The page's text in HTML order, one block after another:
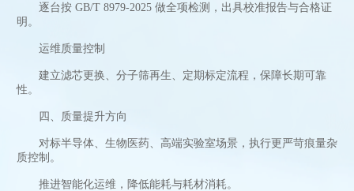
逐台按 GB/T 8979-2025 做全项检测，出具校准报告与合格证
明。
运维质量控制
建立滤芯更换、分子筛再生、定期标定流程，保障长期可靠
性。
四、质量提升方向
对标半导体、生物医药、高端实验室场景，执行更严苛痕量杂
质控制。
推进智能化运维，降低能耗与耗材消耗。